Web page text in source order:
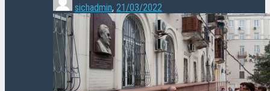
sichadmin, 21/03/2022